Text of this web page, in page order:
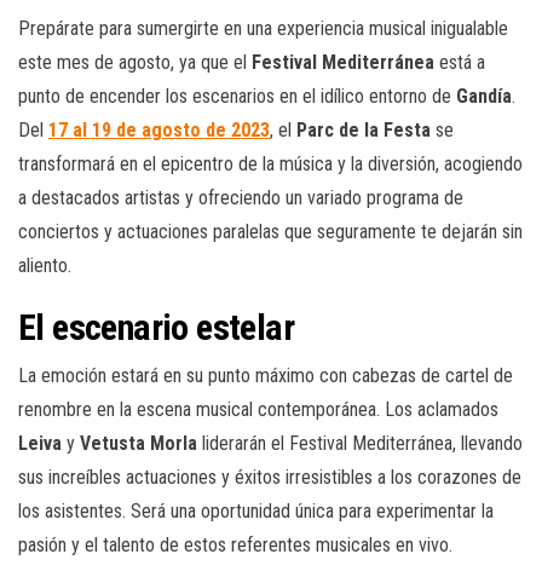
Prepárate para sumergirte en una experiencia musical inigualable
este mes de agosto, ya que el Festival Mediterránea está a
punto de encender los escenarios en el idílico entorno de Gandía.
Del 17 al 19 de agosto de 2023, el Parc de la Festa se
transformará en el epicentro de la música y la diversión, acogiendo
a destacados artistas y ofreciendo un variado programa de
conciertos y actuaciones paralelas que seguramente te dejarán sin
aliento.
El escenario estelar
La emoción estará en su punto máximo con cabezas de cartel de
renombre en la escena musical contemporánea. Los aclamados
Leiva y Vetusta Morla liderarán el Festival Mediterránea, llevando
sus increíbles actuaciones y éxitos irresistibles a los corazones de
los asistentes. Será una oportunidad única para experimentar la
pasión y el talento de estos referentes musicales en vivo.